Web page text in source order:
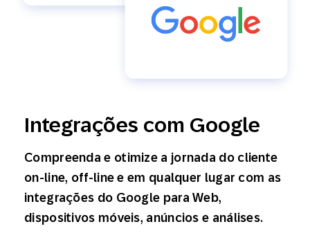
Integrações com Google
Compreenda e otimize a jornada do cliente
on-line, off-line e em qualquer lugar com as
integrações do Google para Web,
dispositivos móveis, anúncios e análises.